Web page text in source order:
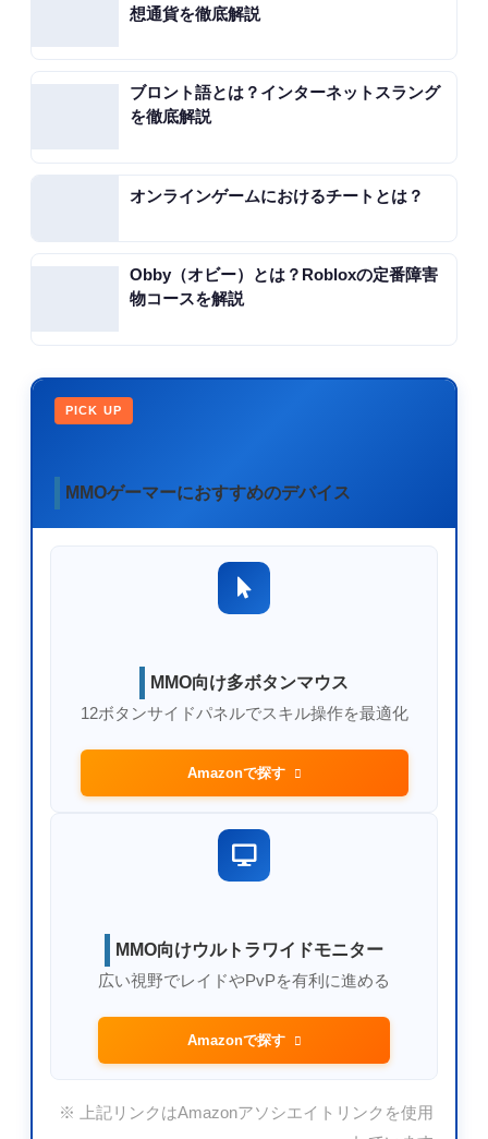
想通貨を徹底解説
ブロント語とは？インターネットスラング
を徹底解説
オンラインゲームにおけるチートとは？
Obby（オビー）とは？Robloxの定番障害
物コースを解説
PICK UP
MMOゲーマーにおすすめのデバイス
MMO向け多ボタンマウス
12ボタンサイドパネルでスキル操作を最適化
Amazonで探す
MMO向けウルトラワイドモニター
広い視野でレイドやPvPを有利に進める
Amazonで探す
※ 上記リンクはAmazonアソシエイトリンクを使用